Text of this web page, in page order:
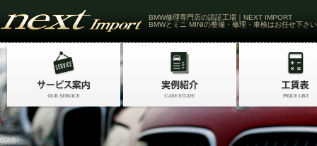
BMW修理専門店の認証工場｜NEXT IMPORT
BMWとミニ MINIの整備・修理・車検はお任せ下さい